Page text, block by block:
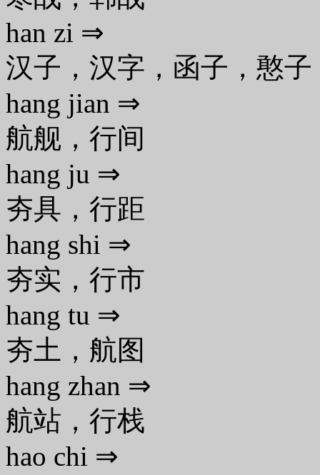
han zi ⇒
汉子，汉字，函子，憨子
hang jian ⇒
航舰，行间
hang ju ⇒
夯具，行距
hang shi ⇒
夯实，行市
hang tu ⇒
夯土，航图
hang zhan ⇒
航站，行栈
hao chi ⇒